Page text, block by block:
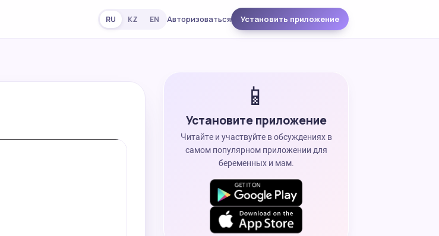
RU KZ EN Авторизоваться Установить приложение
📱
Установите приложение
Читайте и участвуйте в обсуждениях в
самом популярном приложении для
беременных и мам.